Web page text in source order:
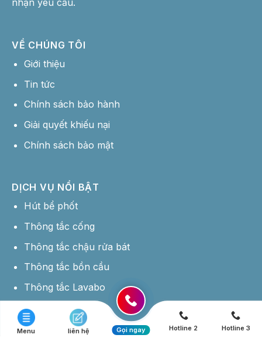
DỊCH VỤ NỔI BẬT
Thông tắc bồn cầu
Copyright 2026 © Hút Bể Phốt Giá Rẻ -
Menu liên hệ Gọi ngay Hotline 2 Hotline 3